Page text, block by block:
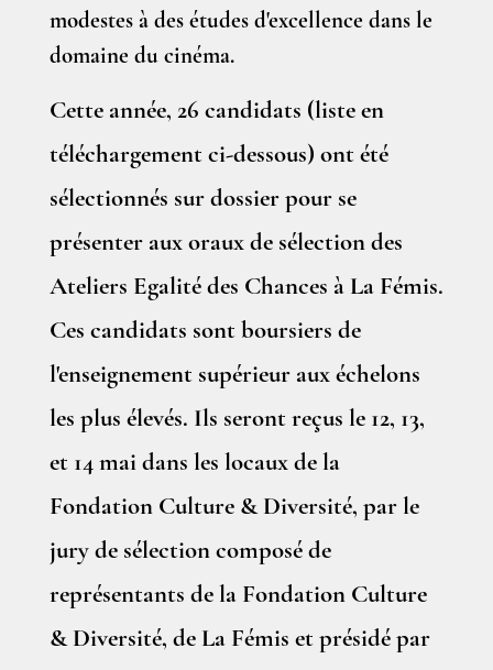
modestes à des études d'excellence dans le
domaine du cinéma.
Cette année, 26 candidats (liste en
téléchargement ci-dessous) ont été
sélectionnés sur dossier pour se
présenter aux oraux de sélection des
Ateliers Egalité des Chances à La Fémis.
Ces candidats sont boursiers de
l'enseignement supérieur aux échelons
les plus élevés. Ils seront reçus le 12, 13,
et 14 mai dans les locaux de la
Fondation Culture & Diversité, par le
jury de sélection composé de
représentants de la Fondation Culture
& Diversité, de La Fémis et présidé par